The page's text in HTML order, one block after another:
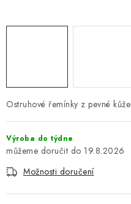
Ostruhové řemínky z pevné kůže
Výroba do týdne
19.8.2026
Možnosti doručení